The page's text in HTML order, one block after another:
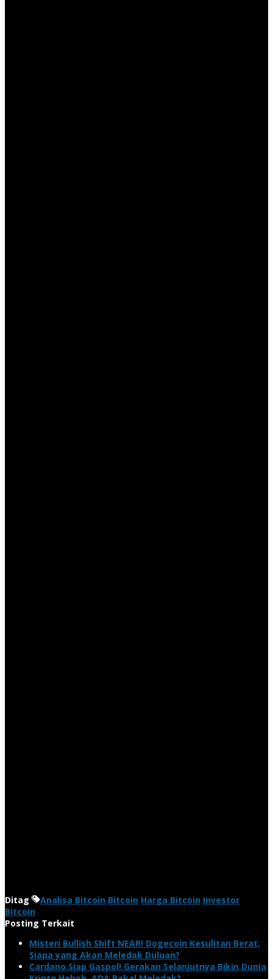
Ditag Analisa Bitcoin Bitcoin Harga Bitcoin Investor
Bitcoin
Posting Terkait
Misteri Bullish Shift NEAR! Dogecoin Kesulitan Berat,
Siapa yang Akan Meledak Duluan?
Cardano Siap Gaspol! Gerakan Selanjutnya Bikin Dunia